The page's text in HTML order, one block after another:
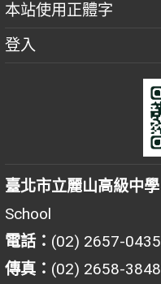
本站使用正體字
登入
臺北市立麗山高級中學
School
電話： (02) 2657-0435
傳真： (02) 2658-3848